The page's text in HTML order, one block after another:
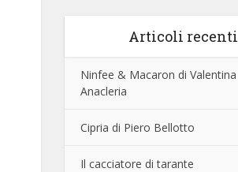
Articoli recenti
Ninfee & Macaron di Valentina
Anacleria
Cipria di Piero Bellotto
Il cacciatore di tarante